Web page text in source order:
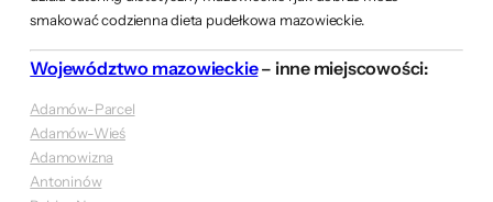
smakować codzienna dieta pudełkowa mazowieckie.
Województwo mazowieckie– inne miejscowości:
Adamów-Parcel
Adamów-Wieś
Adamowizna
Antoninów